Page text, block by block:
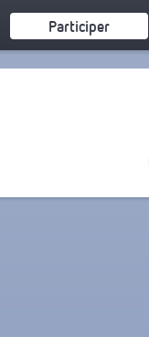
Participer